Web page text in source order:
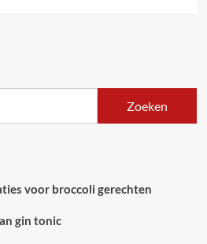
Zoeken
voor broccoli gerechten
gin tonic